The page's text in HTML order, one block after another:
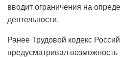
вводит ограничения на
деятельности.
Ранее Трудовой кодекс
предусматривал